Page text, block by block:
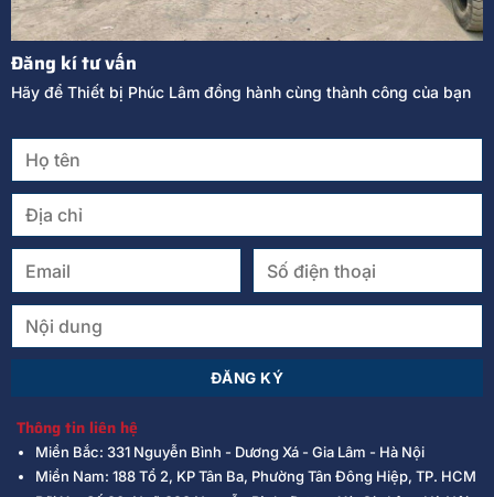
Đăng kí tư vấn
Hãy để Thiết bị Phúc Lâm đồng hành cùng thành công của bạn
Thông tin liên hệ
Miền Bắc: 331 Nguyễn Bình - Dương Xá - Gia Lâm - Hà Nội
Miền Nam: 188 Tổ 2, KP Tân Ba, Phường Tân Đông Hiệp, TP. HCM